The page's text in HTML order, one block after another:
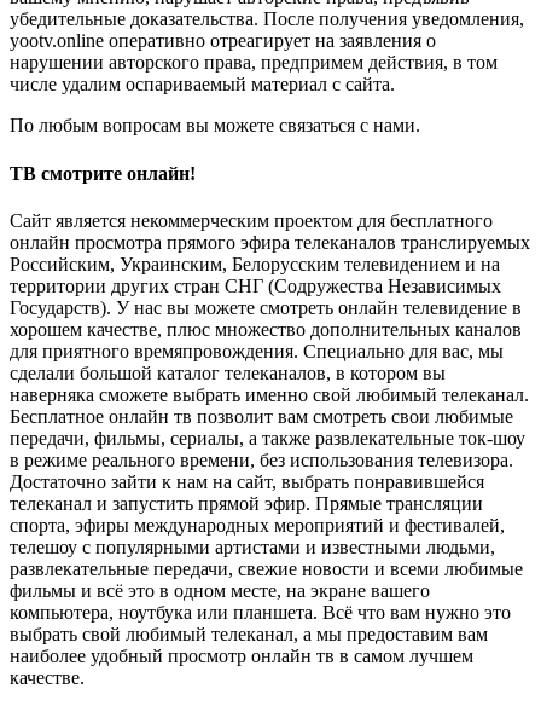
убедительные доказательства. После получения уведомления,
yootv.online оперативно отреагирует на заявления о
нарушении авторского права, предпримем действия, в том
числе удалим оспариваемый материал с сайта.
По любым вопросам вы можете связаться с нами.
ТВ смотрите онлайн!
Сайт является некоммерческим проектом для бесплатного
онлайн просмотра прямого эфира телеканалов транслируемых
Российским, Украинским, Белорусским телевидением и на
территории других стран СНГ (Содружества Независимых
Государств). У нас вы можете смотреть онлайн телевидение в
хорошем качестве, плюс множество дополнительных каналов
для приятного времяпровождения. Специально для вас, мы
сделали большой каталог телеканалов, в котором вы
наверняка сможете выбрать именно свой любимый телеканал.
Бесплатное онлайн тв позволит вам смотреть свои любимые
передачи, фильмы, сериалы, а также развлекательные ток-шоу
в режиме реального времени, без использования телевизора.
Достаточно зайти к нам на сайт, выбрать понравившейся
телеканал и запустить прямой эфир. Прямые трансляции
спорта, эфиры международных мероприятий и фестивалей,
телешоу с популярными артистами и известными людьми,
развлекательные передачи, свежие новости и всеми любимые
фильмы и всё это в одном месте, на экране вашего
компьютера, ноутбука или планшета. Всё что вам нужно это
выбрать свой любимый телеканал, а мы предоставим вам
наиболее удобный просмотр онлайн тв в самом лучшем
качестве.